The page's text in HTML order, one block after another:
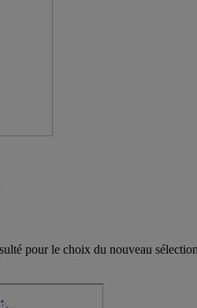
pour le choix du nouveau